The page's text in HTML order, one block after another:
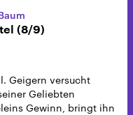
(8/9)
Geigern versucht
Geliebten
Gewinn, bringt ihn